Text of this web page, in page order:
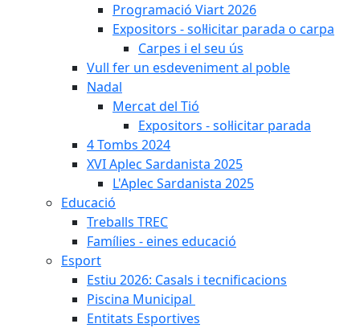
Programació Viart 2026
Expositors - sol·licitar parada o carpa
Carpes i el seu ús
Vull fer un esdeveniment al poble
Nadal
Mercat del Tió
Expositors - sol·licitar parada
4 Tombs 2024
XVI Aplec Sardanista 2025
L'Aplec Sardanista 2025
Educació
Treballs TREC
Famílies - eines educació
Esport
Estiu 2026: Casals i tecnificacions
Piscina Municipal
Entitats Esportives